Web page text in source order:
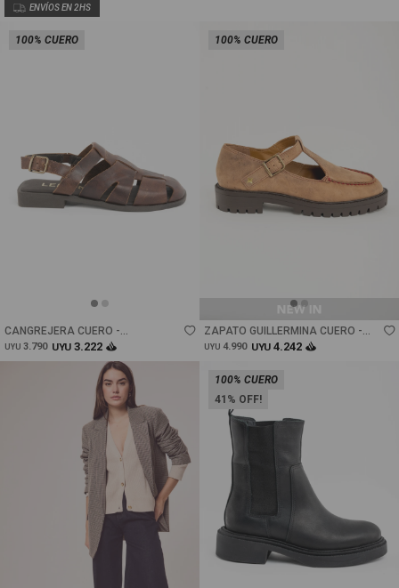
100% CUERO
CANGREJERA CUERO -
CHOCOLATE
UYU 3.790 UYU 3.222
100% CUERO
ZAPATO GUILLERMINA CUERO -
CAMEL
UYU 4.990 UYU 4.242
41
100% CUERO